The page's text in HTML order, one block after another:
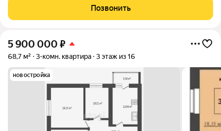
КОТЕЛЬНАЯ НА КРЫШЕ - ЭКОНОМИЯ НА КОММУНАЛЬНЫХ
ПЛАТЕЖАХ! - Просторная планировка - 2 лифта и доступная
Позвонить
5 900 000 ₽
68,7 м² 3-комн. квартира 3 этаж из 16
новостройка